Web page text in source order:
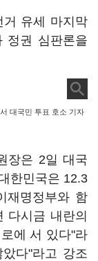
거 유세 마지막
정권 심판론을
대국민 투표 호소 기자
장은 2일 대국
한민국은 12.3
재명정부와 함
다시금 내란의
에 서 있다"라
다"라고 강조